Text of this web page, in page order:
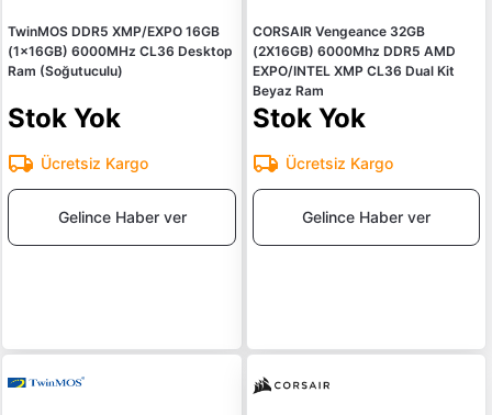
TwinMOS DDR5 XMP/EXPO 16GB
(1x16GB) 6000MHz CL36 Desktop
Ram (Soğutuculu)
Stok Yok
Ücretsiz Kargo
Gelince Haber ver
CORSAIR Vengeance 32GB
(2X16GB) 6000Mhz DDR5 AMD
EXPO/INTEL XMP CL36 Dual Kit
Beyaz Ram
Stok Yok
Ücretsiz Kargo
Gelince Haber ver